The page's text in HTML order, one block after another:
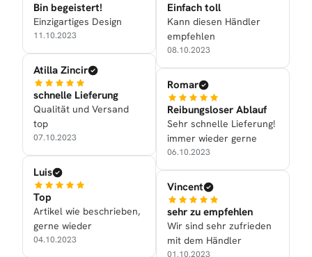
Bin begeistert!
Einzigartiges Design
11.10.2023
Atilla Zincir
schnelle Lieferung
Qualität und Versand
top
07.10.2023
Luis
Top
Artikel wie beschrieben,
gerne wieder
04.10.2023
Einfach toll
Kann diesen Händler
empfehlen
08.10.2023
Romar
Reibungsloser Ablauf
Sehr schnelle Lieferung!
immer wieder gerne
06.10.2023
Vincent
sehr zu empfehlen
Wir sind sehr zufrieden
mit dem Händler
01.10.2023